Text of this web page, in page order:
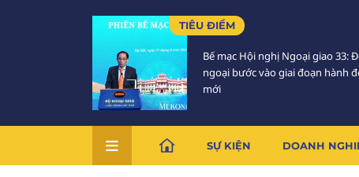
TIÊU ĐIỂM
Bế mạc Hội nghị Ngoại giao 33:
ngoại bước vào giai đoạn hành
mới
SỰ KIỆN DOANH